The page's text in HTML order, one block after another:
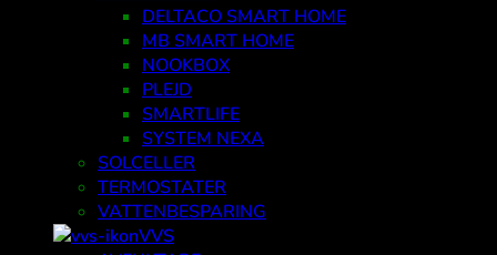
DELTACO SMART HOME
MB SMART HOME
NOOKBOX
PLEJD
SMARTLIFE
SYSTEM NEXA
SOLCELLER
TERMOSTATER
VATTENBESPARING
VVS